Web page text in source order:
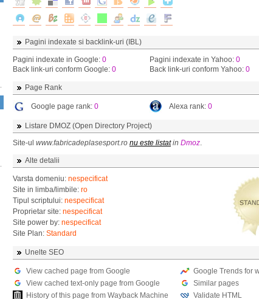
Pagini indexate si backlink-uri (IBL)
Pagini indexate in Google: 0
Back link-uri conform Google: 0
Pagini indexate in Yahoo: 0
Back link-uri conform Yahoo: 0
Page Rank
Google page rank: 0 Alexa rank: 0
Listare DMOZ (Open Directory Project)
Site-ul www.fabricadeplasesport.ro nu este listatin Dmoz.
Alte detalii
Varsta domeniu: nespecificat
Site in limba/limbile: ro
Tipul scriptului: nespecificat
Proprietar site: nespecificat
Site power by: nespecificat
Site Plan: Standard
Unelte SEO
View cached page from Google
View cached text-only page from Google
History of this page from Wayback Machine
Google Trends for
Similar pages
Validate HTML